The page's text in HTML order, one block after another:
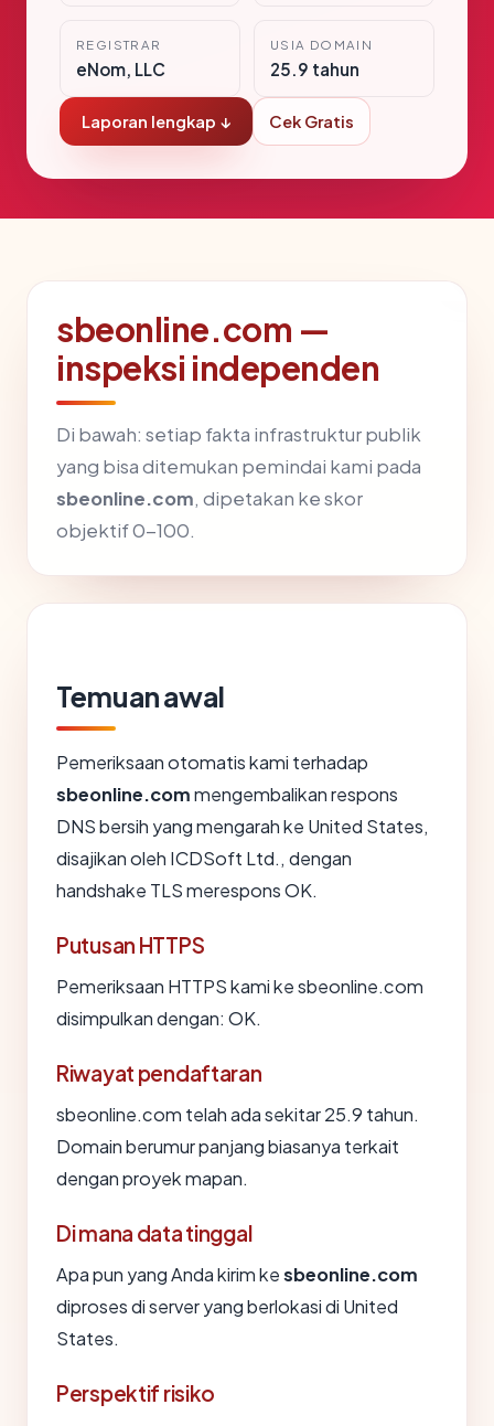
REGISTRAR
eNom, LLC
USIA DOMAIN
25.9 tahun
Laporan lengkap ↓ Cek Gratis
sbeonline.com —
inspeksi independen
Di bawah: setiap fakta infrastruktur publik
yang bisa ditemukan pemindai kami pada
sbeonline.com, dipetakan ke skor
objektif 0-100.
Temuan awal
Pemeriksaan otomatis kami terhadap
sbeonline.commengembalikan respons
DNS bersih yang mengarah ke United States,
disajikan oleh ICDSoft Ltd., dengan
handshake TLS merespons OK.
Putusan HTTPS
Pemeriksaan HTTPS kami ke sbeonline.com
disimpulkan dengan: OK.
Riwayat pendaftaran
sbeonline.com telah ada sekitar 25.9 tahun.
Domain berumur panjang biasanya terkait
dengan proyek mapan.
Di mana data tinggal
Apa pun yang Anda kirim kesbeonline.com
diproses di server yang berlokasi di United
States.
Perspektif risiko